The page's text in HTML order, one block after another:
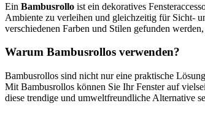
Ein Bambusrollo ist ein dekoratives
Ambiente zu verleihen und gleichzeitig für Sicht-
verschiedenen Farben und Stilen gefunden
Warum Bambusrollos verwenden?
Bambusrollos sind nicht nur eine praktische
Mit Bambusrollos können Sie Ihr Fenster auf
diese trendige und umweltfreundliche Alternative